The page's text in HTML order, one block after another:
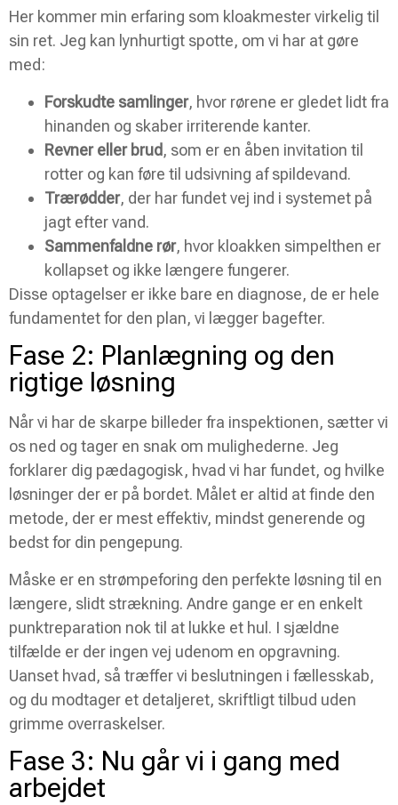
Her kommer min erfaring som kloakmester virkelig til
sin ret. Jeg kan lynhurtigt spotte, om vi har at gøre
med:
Forskudte samlinger, hvor rørene er gledet lidt fra
hinanden og skaber irriterende kanter.
Revner eller brud, som er en åben invitation til
rotter og kan føre til udsivning af spildevand.
Trærødder, der har fundet vej ind i systemet på
jagt efter vand.
Sammenfaldne rør, hvor kloakken simpelthen er
kollapset og ikke længere fungerer.
Disse optagelser er ikke bare en diagnose, de er hele
fundamentet for den plan, vi lægger bagefter.
Fase 2: Planlægning og den
rigtige løsning
Når vi har de skarpe billeder fra inspektionen, sætter vi
os ned og tager en snak om mulighederne. Jeg
forklarer dig pædagogisk, hvad vi har fundet, og hvilke
løsninger der er på bordet. Målet er altid at finde den
metode, der er mest effektiv, mindst generende og
bedst for din pengepung.
Måske er en strømpeforing den perfekte løsning til en
længere, slidt strækning. Andre gange er en enkelt
punktreparation nok til at lukke et hul. I sjældne
tilfælde er der ingen vej udenom en opgravning.
Uanset hvad, så træffer vi beslutningen i fællesskab,
og du modtager et detaljeret, skriftligt tilbud uden
grimme overraskelser.
Fase 3: Nu går vi i gang med
arbejdet